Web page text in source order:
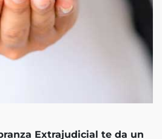
Extrajudicial te da un